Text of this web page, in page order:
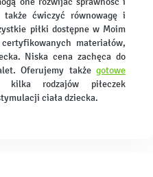
ćwiczyć równowagę i
piłki dostępne w Moim
materiałów,
Niska cena zachęca do
Oferujemy także gotowe
rodzajów piłeczek
ciała dziecka.